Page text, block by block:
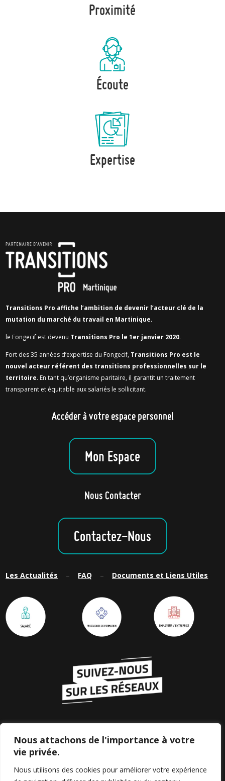
Nous attachons de l'importance à votre
vie privée.
Nous utilisons des cookies pour améliorer votre expérience
Proximité
Écoute
Expertise
Transitions Pro affiche l’ambition de devenir l’acteur clé de la
mutation du marché du travail en Martinique.
le Fongecif est devenu Transitions Pro le 1er janvier 2020.
Fort des 35 années d’expertise du Fongecif, Transitions Pro est le
nouvel acteur référent des transitions professionnelles sur le
territoire. En tant qu’organisme paritaire, il garantit un traitement
transparent et équitable aux salariés le sollicitant.
Accéder à votre espace personnel
Mon Espace
Nous Contacter
Contactez-Nous
Les Actualités – FAQ – Documents et Liens Utiles